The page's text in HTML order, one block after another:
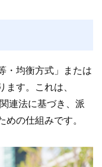
・均衡方式」または
ます。これは、
連法に基づき、派
の仕組みです。